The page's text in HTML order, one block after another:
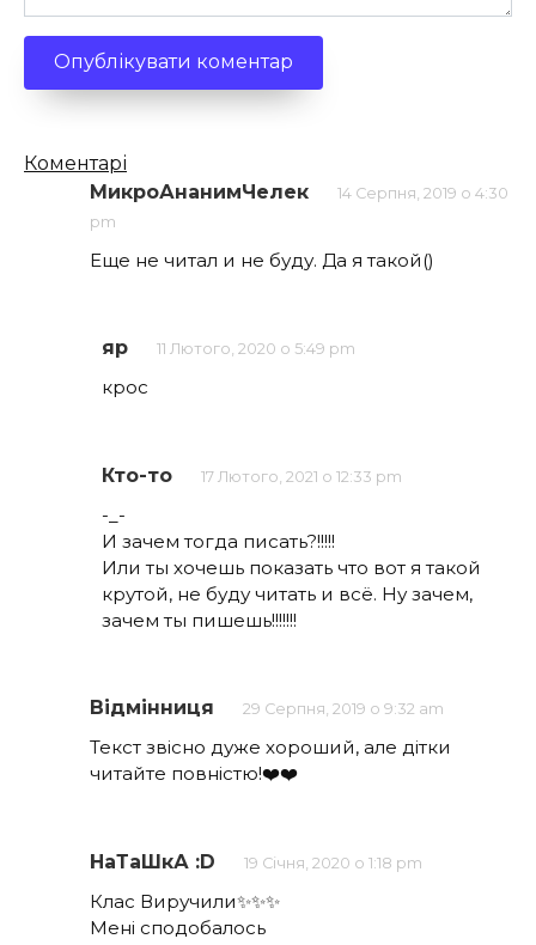
Кількість
коментарів
Коментарі
МикроАнанимЧелек
14 Серпня, 2019 о 4:30
pm
Еще не читал и не буду. Да я такой()
яр 11 Лютого, 2020 о 5:49 pm
крос
Кто-то 17 Лютого, 2021 о 12:33 pm
-_-
И зачем тогда писать?!!!!!
Или ты хочешь показать что вот я такой
крутой, не буду читать и всё. Ну зачем,
зачем ты пишешь!!!!!!!
Відмінниця 29 Серпня, 2019 о 9:32 am
Текст звісно дуже хороший, але дітки
читайте повністю!❤️❤️
НаТаШкА :D 19 Січня, 2020 о 1:18 pm
Клас Виручили✨✨✨
Мені сподобалось